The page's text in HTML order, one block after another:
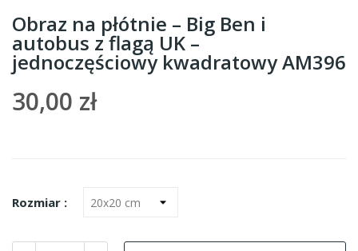
Obraz na płótnie – Big Ben i
autobus z flagą UK –
jednoczęściowy kwadratowy AM396
30,00 zł
Rozmiar :